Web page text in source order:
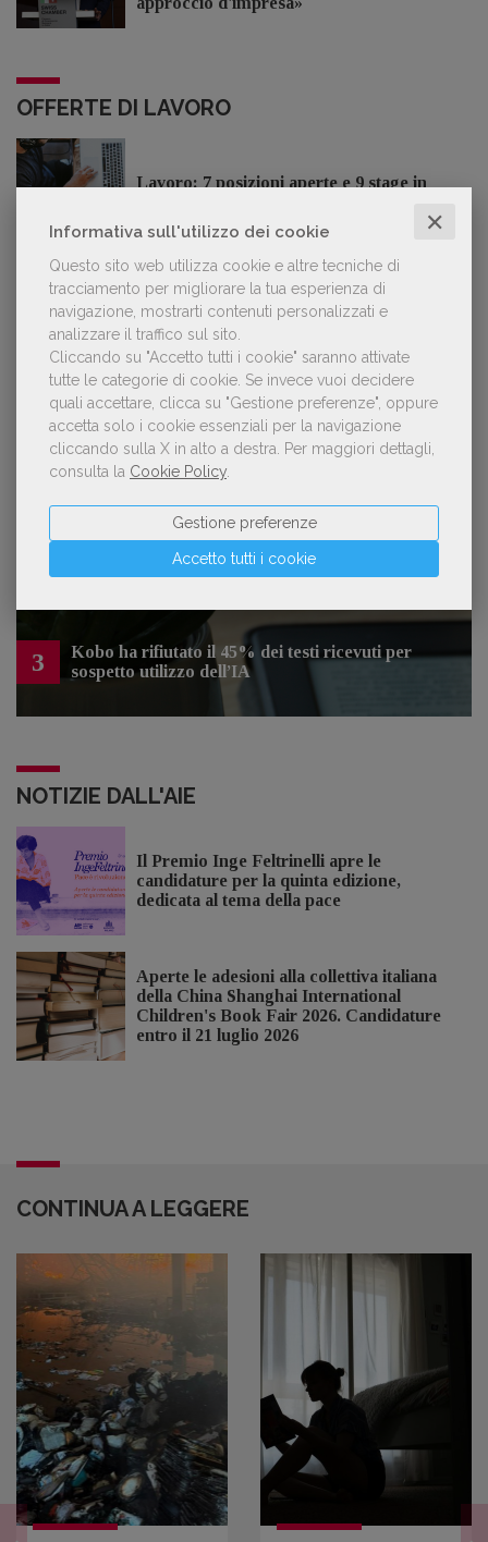
Informativa sull'utilizzo dei cookie ✕
Questo sito web utilizza cookie e altre tecniche di
tracciamento per migliorare la tua esperienza di
navigazione, mostrarti contenuti personalizzati e
analizzare il traffico sul sito.
Cliccando su "Accetto tutti i cookie" saranno attivate
tutte le categorie di cookie. Se invece vuoi decidere
quali accettare, clicca su "Gestione preferenze", oppure
accetta solo i cookie essenziali per la navigazione
cliccando sulla X in alto a destra.
Per maggiori dettagli,
consulta la Cookie Policy
Accetto tutti i cookie
Gestione preferenze
OFFERTE DI LAVORO
Lavoro: 7 posizioni aperte e 9 stage in
LE PIÙ LETTE
Con Nolan l’Odissea torna al cinema e cresce in
libreria
Forse è il momento di cambiare prospettiva
sull’intelligenza artificiale
3
Kobo ha rifiutato il 45% dei testi ricevuti per
sospetto utilizzo dell’IA
NOTIZIE DALL'AIE
Il Premio Inge Feltrinelli apre le
candidature per la quinta edizione,
dedicata al tema della pace
Aperte le adesioni alla collettiva italiana
della China Shanghai International
Children's Book Fair 2026. Candidature
entro il 21 luglio 2026
CONTINUA A LEGGERE